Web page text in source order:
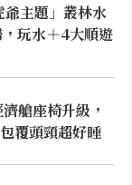
爺主題」叢林水
玩水＋4大順遊
艙座椅升級，
覆頭頸超好睡